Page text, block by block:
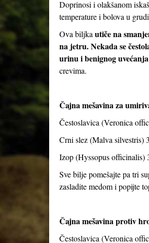
Doprinosi i olakšanom
temperature i bolova u
Ova biljka utiče na
na jetru. Nekada se
urinu i benignog
crevima.
Čajna mešavina za
Čestoslavica (Veronica
Crni slez (Malva silvestris)
Izop (Hyssopus officinalis)
Sve bilje pomešajte pa tri
zasladite medom i popijte
Čajna mešavina protiv
Čestoslavica (Veronica